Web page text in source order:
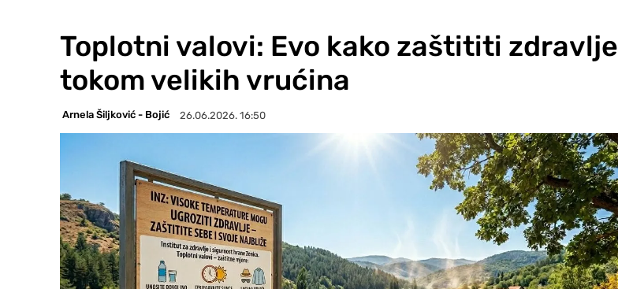
Toplotni valovi: Evo kako zaštititi zdravlje
tokom velikih vrućina
Arnela Šiljković - Bojić 26.06.2026. 16:50